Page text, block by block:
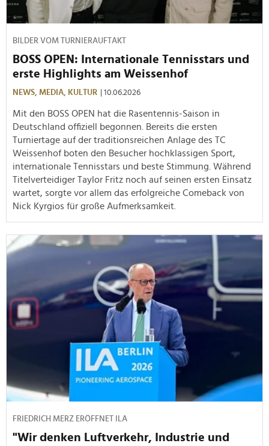
BILDER VOM TURNIERAUFTAKT
BOSS OPEN: Internationale Tennisstars und
erste Highlights am Weissenhof
NEWS, MEDIA, KULTUR | 10.06.2026
Mit den BOSS OPEN hat die Rasentennis-Saison in
Deutschland offiziell begonnen. Bereits die ersten
Turniertage auf der traditionsreichen Anlage des TC
Weissenhof boten den Besucher hochklassigen Sport,
internationale Tennisstars und beste Stimmung. Während
Titelverteidiger Taylor Fritz noch auf seinen ersten Einsatz
wartet, sorgte vor allem das erfolgreiche Comeback von
Nick Kyrgios für große Aufmerksamkeit.
FRIEDRICH MERZ ERÖFFNET ILA
"Wir denken Luftverkehr, Industrie und